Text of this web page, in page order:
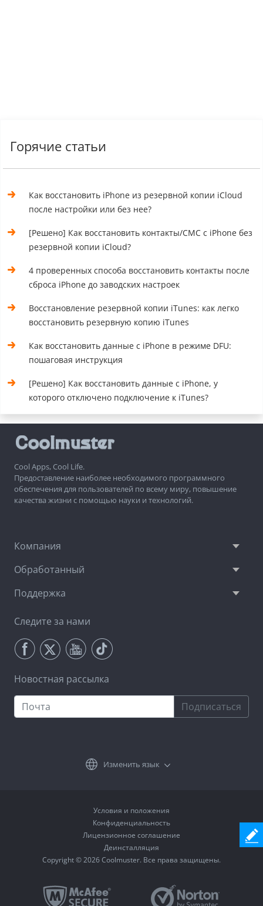
Горячие статьи
Как восстановить iPhone из резервной копии iCloud
после настройки или без нее?
[Решено] Как восстановить контакты/СМС с iPhone без
резервной копии iCloud?
4 проверенных способа восстановить контакты после
сброса iPhone до заводских настроек
Восстановление резервной копии iTunes: как легко
восстановить резервную копию iTunes
Как восстановить данные с iPhone в режиме DFU:
пошаговая инструкция
[Решено] Как восстановить данные с iPhone, у
которого отключено подключение к iTunes?
Cool Apps, Cool Life.
Предоставление наиболее необходимого программного
обеспечения для пользователей по всему миру, повышение
качества жизни с помощью науки и технологий.
Компания
Обработанный
Поддержка
Следите за нами
Новостная рассылка
Подписаться
Изменить язык
Условия и положения
Конфиденциальность
Лицензионное соглашение
Деинсталляция
Copyright © 2026 Coolmuster. Все права защищены.